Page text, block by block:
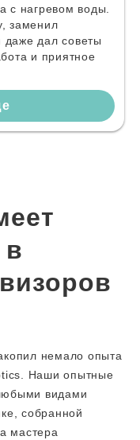
с нагревом воды.
заменил
даже дал советы
и приятное
немало опыта
Наши опытные
видами
собранной
мастера